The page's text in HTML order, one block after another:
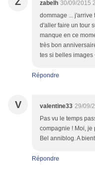
zabelh 30/09/2015
dommage ... j'arrive
d'aller faire un tour
manque en ce
très bon
tes si belles images
Répondre
V valentine33 29/09/
Pas vu le temps
compagnie ! Moi, je
Bel anniblog. A
Répondre